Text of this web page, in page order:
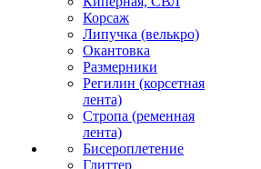
Корсаж
Липучка (велькро)
Окантовка
Размерники
Регилин (корсетная
лента)
Стропа (ременная
лента)
Бисероплетение
Глиттер